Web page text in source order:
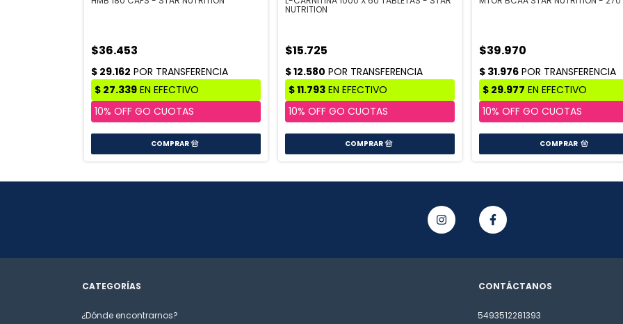
$36.453
NUTRITION
$15.725 $39.970
COMPRAR
CATEGORÍAS
¿Dónde encontrarnos?
CONTÁCTANOS
5493512281393